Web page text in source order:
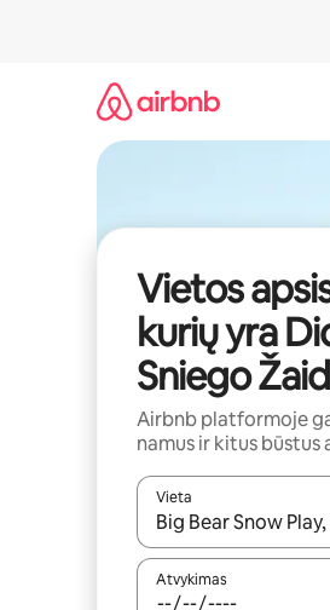
Vietos
kurių yra
Sniego
Airbnb platformoje
namus ir kitus
Vieta
Kai pasirodys
Atvykimas